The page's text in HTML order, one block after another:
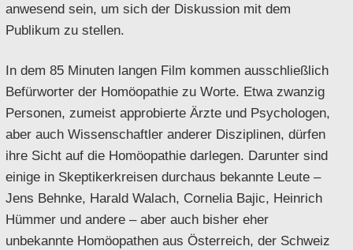
anwesend sein, um sich der Diskussion mit dem
Publikum zu stellen.
In dem 85 Minuten langen Film kommen ausschließlich
Befürworter der Homöopathie zu Worte. Etwa zwanzig
Personen, zumeist approbierte Ärzte und Psychologen,
aber auch Wissenschaftler anderer Disziplinen, dürfen
ihre Sicht auf die Homöopathie darlegen. Darunter sind
einige in Skeptikerkreisen durchaus bekannte Leute –
Jens Behnke, Harald Walach, Cornelia Bajic, Heinrich
Hümmer und andere – aber auch bisher eher
unbekannte Homöopathen aus Österreich, der Schweiz